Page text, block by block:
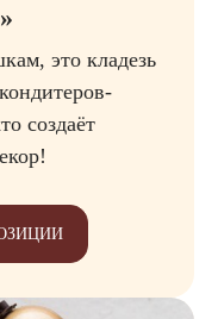
это кладезь
создаёт